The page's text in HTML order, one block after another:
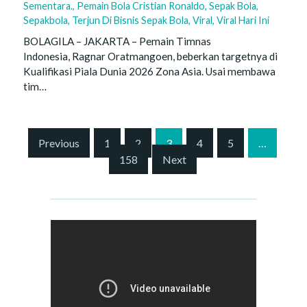
Sementara., Pemain Bola Cristian Ronaldo, Sepak Bola,
Sepakbola, Terjun Di Bisnis Sepak Bola, Viral, Viral Hari Ini
BOLAGILA – JAKARTA – Pemain Timnas
Indonesia, Ragnar Oratmangoen, beberkan targetnya di
Kualifikasi Piala Dunia 2026 Zona Asia. Usai membawa
tim…
Previous 1 2 3 4 5
158
Next